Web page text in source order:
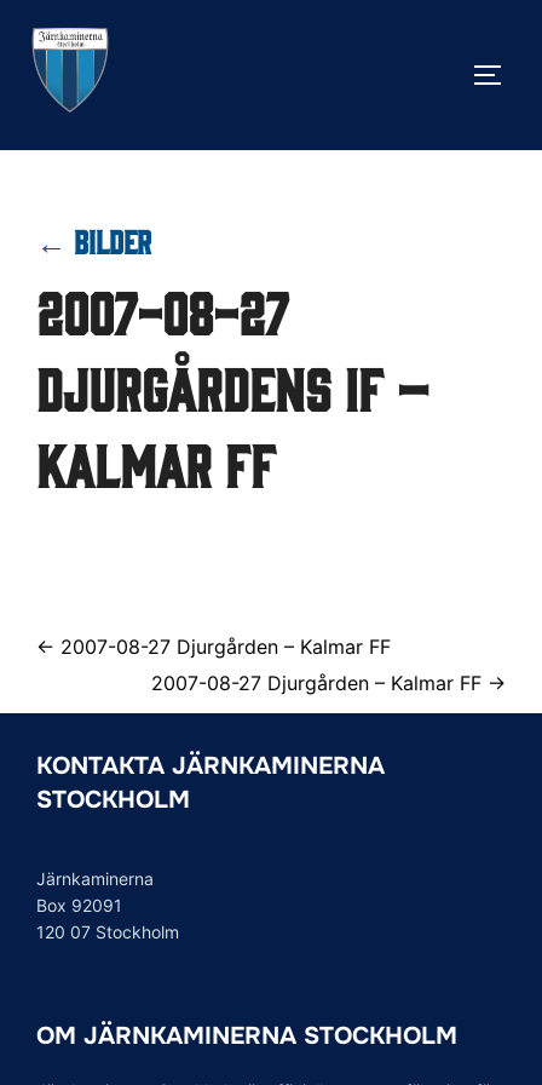
innehåll
← BILDER
2007-08-27
Djurgårdens IF –
Kalmar FF
← 2007-08-27 Djurgården – Kalmar FF
2007-08-27 Djurgården – Kalmar FF →
KONTAKTA JÄRNKAMINERNA
STOCKHOLM
Järnkaminerna
Box 92091
120 07 Stockholm
OM JÄRNKAMINERNA STOCKHOLM